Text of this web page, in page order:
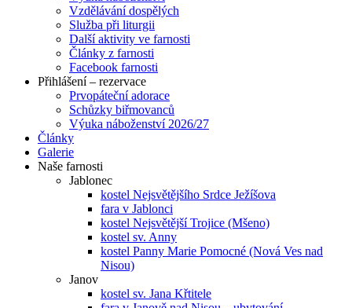
Vzdělávání dospělých
Služba při liturgii
Další aktivity ve farnosti
Články z farnosti
Facebook farnosti
Přihlášení – rezervace
Prvopáteční adorace
Schůzky biřmovanců
Výuka náboženství 2026/27
Články
Galerie
Naše farnosti
Jablonec
kostel Nejsvětějšího Srdce Ježíšova
fara v Jablonci
kostel Nejsvětější Trojice (Mšeno)
kostel sv. Anny
kostel Panny Marie Pomocné (Nová Ves nad
Nisou)
Janov
kostel sv. Jana Křtitele